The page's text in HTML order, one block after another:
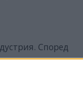
Според
и да се
да